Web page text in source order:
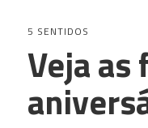
5 SENTIDOS
Veja